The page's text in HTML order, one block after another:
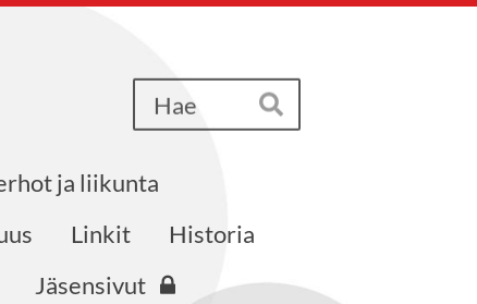
Hae
ja liikunta
Linkit
Historia
Jäsensivut